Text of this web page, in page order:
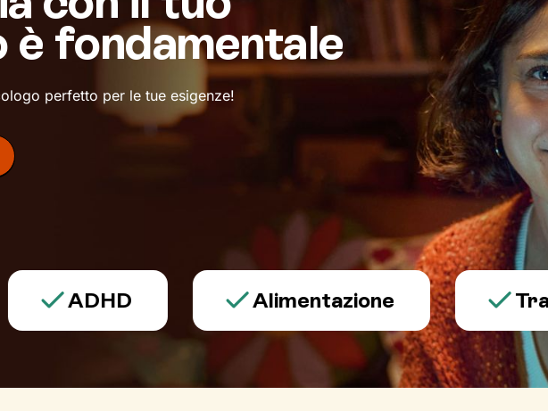
è fondamentale
perfetto per le tue esigenze!
ADHD Alimentazione